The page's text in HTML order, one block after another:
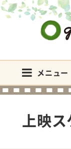
メニュー
上映